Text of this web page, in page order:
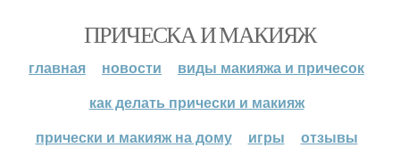
ПРИЧЕСКА И МАКИЯЖ
главная новости
виды макияжа и причесок
как делать прически и макияж
прически и макияж на дому
игры отзывы